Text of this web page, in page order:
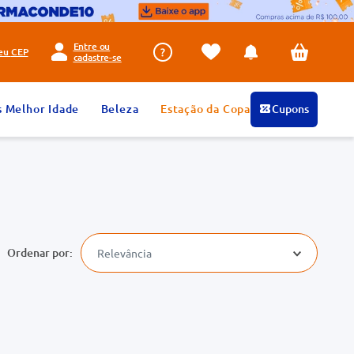
CEP
Entre ou
cadastre-se
Melhor Idade Beleza Estação da Copa Cupons
Relevância